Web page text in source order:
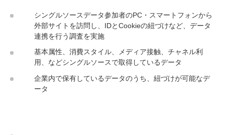
シングルソースデータ参加者のPC・スマートフォンから
外部サイトを訪問し、IDとCookieの紐づけなど、データ
連携を行う調査を実施
基本属性、消費スタイル、メディア接触、チャネル利
用、などシングルソースで取得しているデータ
企業内で保有しているデータのうち、紐づけが可能なデ
ータ